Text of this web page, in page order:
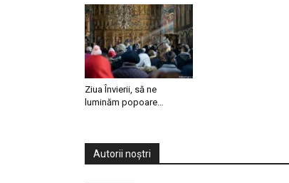
Ziua Învierii, să ne
luminăm popoare…
Autorii noștri